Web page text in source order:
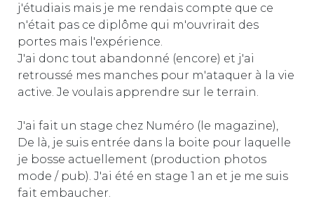
j'étudiais mais je me rendais compte que ce
n'était pas ce diplôme qui m'ouvrirait des
portes mais l'expérience.
J'ai donc tout abandonné (encore) et j'ai
retroussé mes manches pour m'ataquer à la vie
active. Je voulais apprendre sur le terrain.
J'ai fait un stage chez Numéro (le magazine),
De là, je suis entrée dans la boite pour laquelle
je bosse actuellement (production photos
mode / pub). J'ai été en stage 1 an et je me suis
fait embaucher.